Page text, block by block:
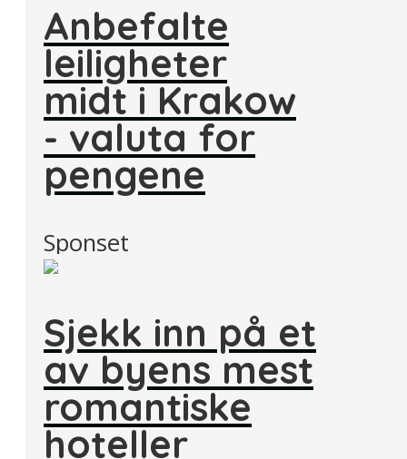
Anbefalte
leiligheter
midt i Krakow
- valuta for
pengene
Sponset
Sjekk inn på et
av byens mest
romantiske
hoteller